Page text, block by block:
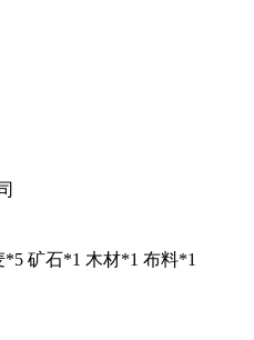
矿石*1 木材*1 布料*1